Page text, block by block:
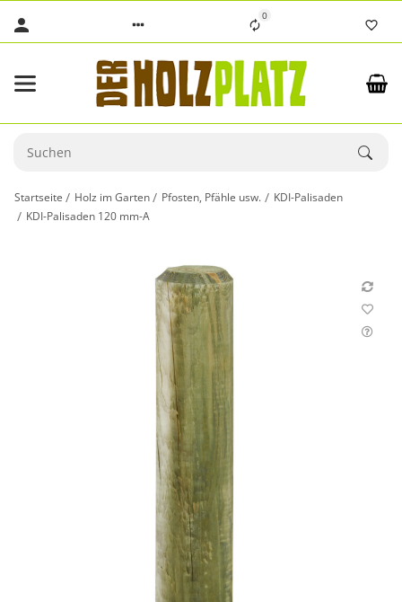
0
Startseite Holz im Garten Pfosten, Pfähle usw.
KDI-Palisaden
KDI-Palisaden 120 mm-A